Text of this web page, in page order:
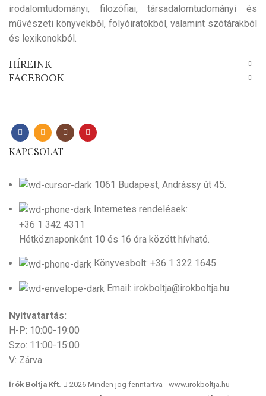
irodalomtudományi, filozófiai, társadalomtudományi és
művészeti könyvekből, folyóiratokból, valamint szótárakból
és lexikonokból.
HÍREINK
FACEBOOK
KAPCSOLAT
1061 Budapest, Andrássy út 45.
Internetes rendelések:
+36 1 342 4311
Hétköznaponként 10 és 16 óra között hívható.
Könyvesbolt: +36 1 322 1645
Email: irokboltja@irokboltja.hu
Nyitvatartás:
H-P: 10:00-19:00
Szo: 11:00-15:00
V: Zárva
Írók Boltja Kft.
2026 Minden jog fenntartva - www.irokboltja.hu